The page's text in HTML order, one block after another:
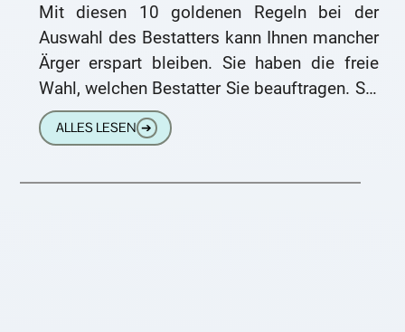
Mit diesen 10 goldenen Regeln bei der
Auswahl des Bestatters kann Ihnen mancher
Ärger erspart bleiben. Sie haben die freie
Wahl, welchen Bestatter Sie beauftragen. Sie
müssen nicht den Bestatter
ALLES LESEN ➔